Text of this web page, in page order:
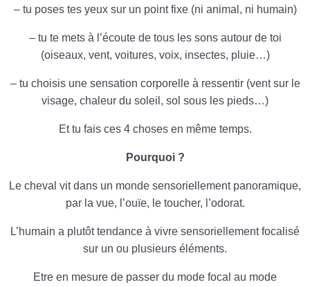
– tu poses tes yeux sur un point fixe (ni animal, ni humain)
– tu te mets à l’écoute de tous les sons autour de toi
(oiseaux, vent, voitures, voix, insectes, pluie…)
– tu choisis une sensation corporelle à ressentir (vent sur le
visage, chaleur du soleil, sol sous les pieds…)
Et tu fais ces 4 choses en même temps.
Pourquoi ?
Le cheval vit dans un monde sensoriellement panoramique,
par la vue, l’ouïe, le toucher, l’odorat.
L’humain a plutôt tendance à vivre sensoriellement focalisé
sur un ou plusieurs éléments.
Etre en mesure de passer du mode focal au mode